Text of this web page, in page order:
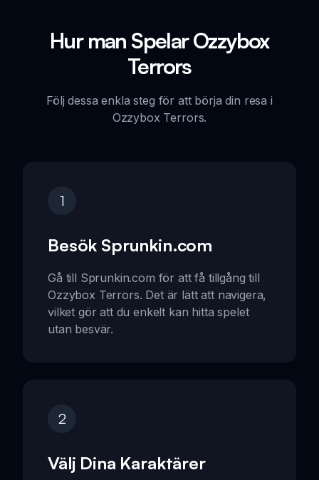
Hur man Spelar Ozzybox
Terrors
Följ dessa enkla steg för att börja din resa i
Ozzybox Terrors.
1
Besök Sprunkin.com
Gå till Sprunkin.com för att få tillgång till
Ozzybox Terrors. Det är lätt att navigera,
vilket gör att du enkelt kan hitta spelet
utan besvär.
2
Välj Dina Karaktärer